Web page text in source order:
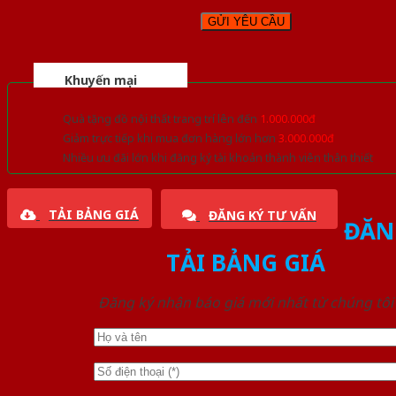
Khuyến mại
Quà tặng đồ nội thất trang trí lên đến 1.000.000đ
Giảm trực tiếp khi mua đơn hàng lớn hơn 3.000.000đ
Nhiều ưu đãi lớn khi đăng ký tài khoản thành viên thân thiết
TẢI BẢNG GIÁ ĐĂNG KÝ TƯ VẤN
TẢI BẢNG GIÁ
Đăng ký nhận báo giá mới nhất từ chúng tôi